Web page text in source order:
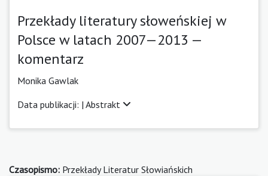
Przekłady literatury słoweńskiej w
Polsce w latach 2007—2013 —
komentarz
Monika Gawlak
Data publikacji: | Abstrakt
Czasopismo: Przekłady Literatur Słowiańskich